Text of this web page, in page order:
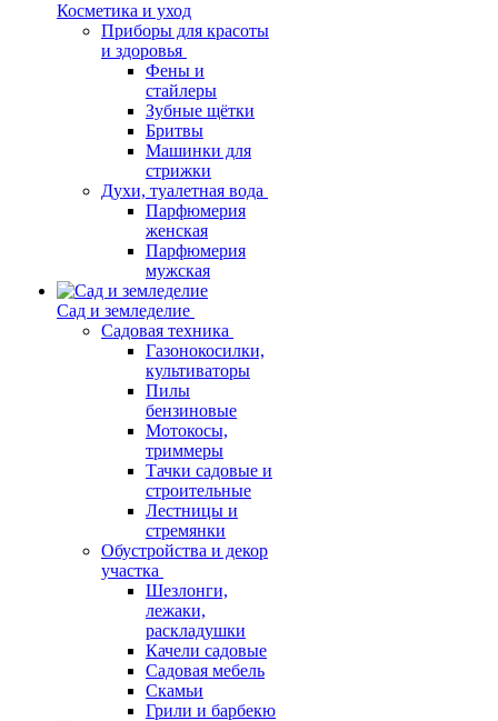
Косметика и уход
Приборы для красоты
и здоровья
Фены и
стайлеры
Зубные щётки
Бритвы
Машинки для
стрижки
Духи, туалетная вода
Парфюмерия
женская
Парфюмерия
мужская
Сад и земледелие
Садовая техника
Газонокосилки,
культиваторы
Пилы
бензиновые
Мотокосы,
триммеры
Тачки садовые и
строительные
Лестницы и
стремянки
Обустройства и декор
участка
Шезлонги,
лежаки,
раскладушки
Качели садовые
Садовая мебель
Скамьи
Грили и барбекю